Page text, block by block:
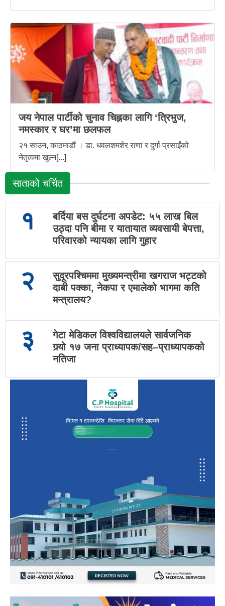
जय नेपाल पार्टीको चुनाव चिह्नका लागि ‘त्रिभुज,
नमस्कार र घर’मा छलफल
२१ साउन, काठमाडौं । डा. धवलशमशेर राणा र दुर्गा प्रसाईंको
नेतृत्वमा खुल्न[...]
साताको चर्चित
१
बर्दिया बस दुर्घटना अपडेट: ५५ लाख बिल
उठ्दा पनि बीमा र यातायात व्यवसायी बेपत्ता,
परिवारको न्यायका लागि गुहार
२
सुदूरपश्चिममा मुख्यमन्त्रीमा खगराज भट्टको
दाबी पक्का, नेकपा र एमालेको भागमा कति
मन्त्रालय?
३
गेटा मेडिकल विश्वविद्यालयले सार्वजनिक
गर्‍यो १७ जना प्राध्यापक/सह–प्राध्यापकको
नतिजा